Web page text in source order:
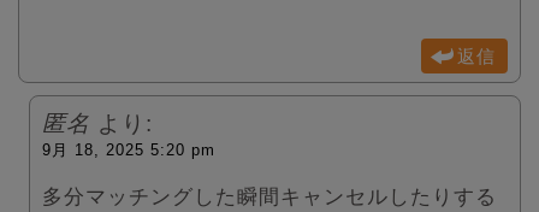
返信
匿名 より:
9月 18, 2025 5:20 pm
多分マッチングした瞬間キャンセルしたりする